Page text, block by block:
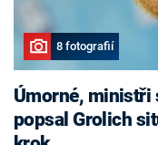
8 fotografií
Úmorné, ministři
popsal Grolich